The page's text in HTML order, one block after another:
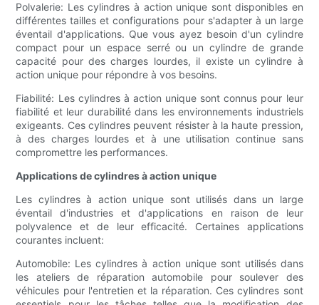
Polvalerie: Les cylindres à action unique sont disponibles en
différentes tailles et configurations pour s'adapter à un large
éventail d'applications. Que vous ayez besoin d'un cylindre
compact pour un espace serré ou un cylindre de grande
capacité pour des charges lourdes, il existe un cylindre à
action unique pour répondre à vos besoins.
Fiabilité: Les cylindres à action unique sont connus pour leur
fiabilité et leur durabilité dans les environnements industriels
exigeants. Ces cylindres peuvent résister à la haute pression,
à des charges lourdes et à une utilisation continue sans
compromettre les performances.
Applications de cylindres à action unique
Les cylindres à action unique sont utilisés dans un large
éventail d'industries et d'applications en raison de leur
polyvalence et de leur efficacité. Certaines applications
courantes incluent:
Automobile: Les cylindres à action unique sont utilisés dans
les ateliers de réparation automobile pour soulever des
véhicules pour l'entretien et la réparation. Ces cylindres sont